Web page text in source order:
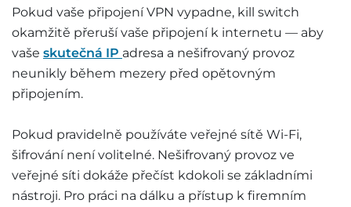
Pokud vaše připojení VPN vypadne, kill switch
okamžitě přeruší vaše připojení k internetu — aby
vaše skutečná IP adresa a nešifrovaný provoz
neunikly během mezery před opětovným
připojením.
Pokud pravidelně používáte veřejné sítě Wi-Fi,
šifrování není volitelné. Nešifrovaný provoz ve
veřejné síti dokáže přečíst kdokoli se základními
nástroji. Pro práci na dálku a přístup k firemním